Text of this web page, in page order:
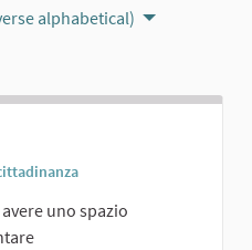
alphabetical)
uno spazio